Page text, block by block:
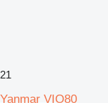
21
Yanmar VIO80